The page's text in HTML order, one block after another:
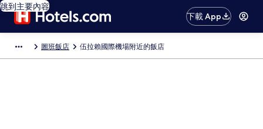
跳到主要內容
下載 App
圖班飯店 伍拉賴國際機場附近的飯店